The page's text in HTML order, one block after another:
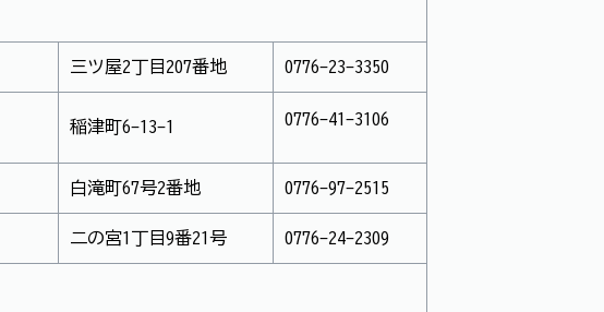
三ツ屋2丁目207番地 0776-23-3350
稲津町6-13-1 0776-41-3106
白滝町67号2番地 0776-97-2515
二の宮1丁目9番21号 0776-24-2309